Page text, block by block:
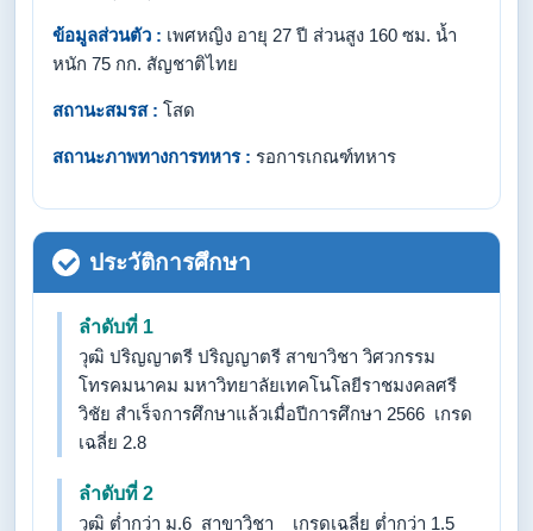
ข้อมูลส่วนตัว : เพศหญิง อายุ 27 ปี ส่วนสูง 160 ซม. น้ำ
หนัก 75 กก. สัญชาติไทย
สถานะสมรส : โสด
สถานะภาพทางการทหาร : รอการเกณฑ์ทหาร
ประวัติการศึกษา
ลำดับที่ 1
วุฒิ ปริญญาตรี ปริญญาตรี สาขาวิชา วิศวกรรม
โทรคมนาคม มหาวิทยาลัยเทคโนโลยีราชมงคลศรี
วิชัย สำเร็จการศึกษาแล้วเมื่อปีการศึกษา 2566 เกรด
เฉลี่ย 2.8
ลำดับที่ 2
วุฒิ ต่ำกว่า ม.6 สาขาวิชา เกรดเฉลี่ย ต่ำกว่า 1.5